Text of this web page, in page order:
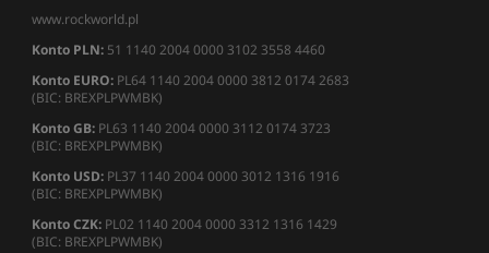
www.rockworld.pl
Konto PLN: 51 1140 2004 0000 3102 3558 4460
Konto EURO: PL64 1140 2004 0000 3812 0174 2683
(BIC: BREXPLPWMBK)
Konto GB: PL63 1140 2004 0000 3112 0174 3723
(BIC: BREXPLPWMBK)
Konto USD: PL37 1140 2004 0000 3012 1316 1916
(BIC: BREXPLPWMBK)
Konto CZK: PL02 1140 2004 0000 3312 1316 1429
(BIC: BREXPLPWMBK)